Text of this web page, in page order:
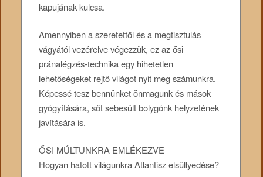
kapujának kulcsa.
Amennyiben a szeretettől és a megtisztulás
vágyától vezérelve végezzük, ez az ősi
pránalégzés-technika egy hihetetlen
lehetőségeket rejtő világot nyit meg számunkra.
Képessé tesz bennünket önmagunk és mások
gyógyítására, sőt sebesült bolygónk helyzetének
javítására is.
ŐSI MÚLTUNKRA EMLÉKEZVE
Hogyan hatott világunkra Atlantisz elsüllyedése?